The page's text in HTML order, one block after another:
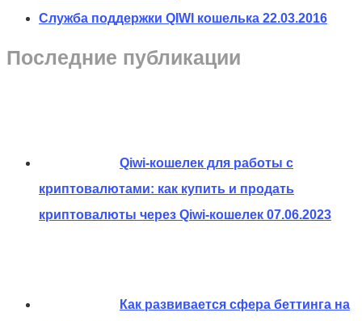
Служба поддержки QIWI кошелька 22.03.2016
Последние публикации
Qiwi-кошелек для работы с
криптовалютами: как купить и продать
криптовалюты через Qiwi-кошелек 07.06.2023
Как развивается сфера беттинга на